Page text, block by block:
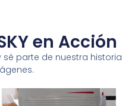
en Acción
parte de nuestra historia